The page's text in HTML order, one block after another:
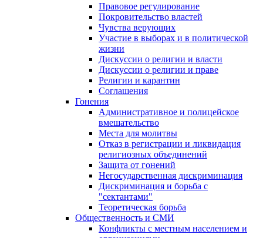
Правовое регулирование
Покровительство властей
Чувства верующих
Участие в выборах и в политической
жизни
Дискуссии о религии и власти
Дискуссии о религии и праве
Религии и карантин
Соглашения
Гонения
Административное и полицейское
вмешательство
Места для молитвы
Отказ в регистрации и ликвидация
религиозных объединений
Защита от гонений
Негосударственная дискриминация
Дискриминация и борьба с
"сектантами"
Теоретическая борьба
Общественность и СМИ
Конфликты с местным населением и